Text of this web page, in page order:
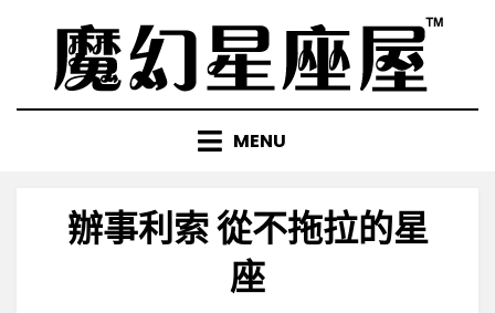
content
MENU
辦事利索 從不拖拉的星
座